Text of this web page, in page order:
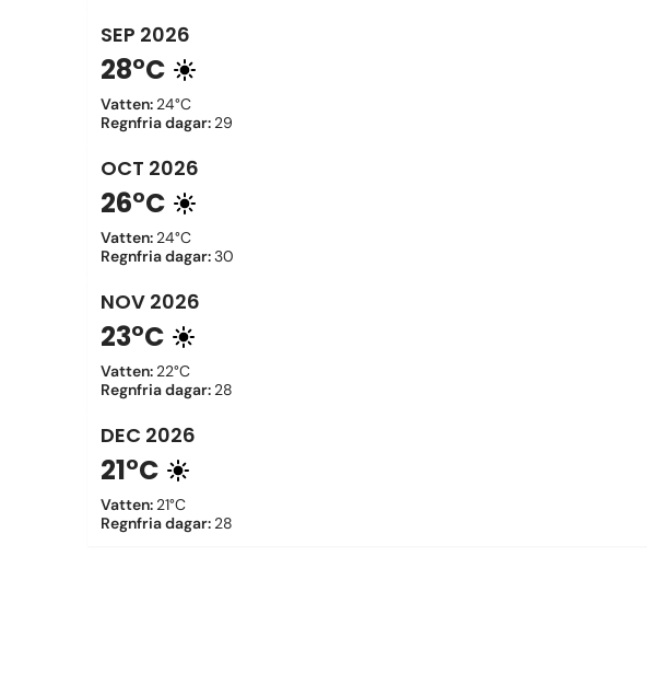
SEP 2026
28°C
Vatten: 24°C
Regnfria dagar: 29
OCT 2026
26°C
Vatten: 24°C
Regnfria dagar:30
NOV 2026
23°C
Vatten: 22°C
Regnfria dagar: 28
DEC 2026
21°C
Vatten: 21°C
Regnfria dagar: 28